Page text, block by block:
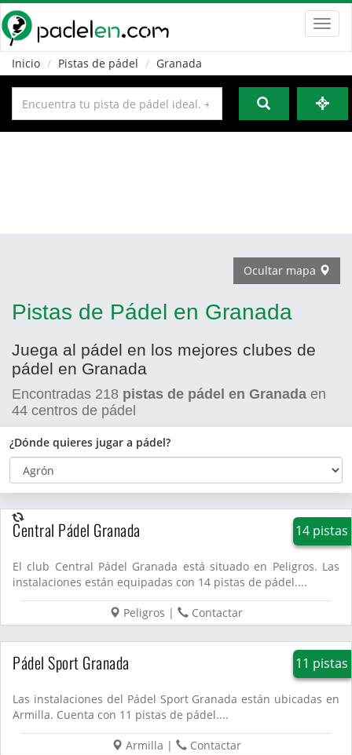
Inicio
Pistas de pádel Granada
Ocultar mapa
Pistas de Pádel en Granada
Juega al pádel en los mejores clubes de
pádel en Granada
Encontradas 218 pistas de pádel en Granada en
44 centros de pádel
¿Dónde quieres jugar a pádel?
Central Pádel Granada 14 pistas
El club Central Pádel Granada está situado en Peligros. Las
instalaciones están equipadas con 14 pistas de pádel....
Peligros | Contactar
Pádel Sport Granada 11 pistas
Las instalaciones del Pádel Sport Granada están ubicadas en
Armilla. Cuenta con 11 pistas de pádel....
Armilla | Contactar